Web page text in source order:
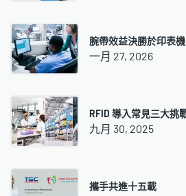
腕帶效益決勝於印表機
一月 27, 2026
RFID 導入常見三大挑
九月 30, 2025
攜手共進十五載